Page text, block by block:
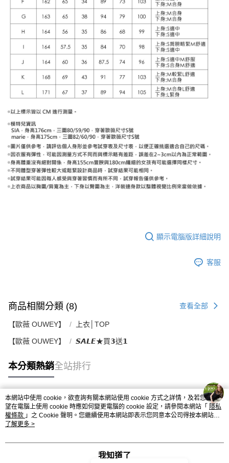
顯示電腦版詳細說明
客服
商品相關分類 (8) 查看全部
【歐薇 OUWEY】 上衣│TOP
【歐薇 OUWEY】 𝙎𝘼𝙇𝙀★買𝟯送𝟭
本分類熱銷全站排行
熱門標籤
本網站中使用 cookie，欲查詢有關本網站使用 cookie 方式之詳情，及若您不希
望在電腦上使用 cookie 時應如何變更電腦的 cookie 設定，請參閱本網站「 隱私
權條款 」之 Cookie 聲明。您繼續使用本網站即表示您同意本公司得按本網站使
用條款之 Cookie 聲明使用 cookie。
了解更多 >
我知道了